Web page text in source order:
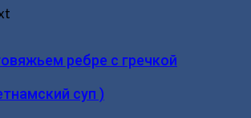
ребре с гречкой
суп )